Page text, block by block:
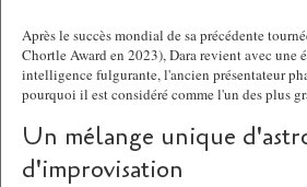
Après le succès mondial de sa précédente
Chortle Award en 2023), Dara revient avec
intelligence fulgurante, l'ancien présentateur
pourquoi il est considéré comme l'un des plus
Un mélange unique
d'improvisation